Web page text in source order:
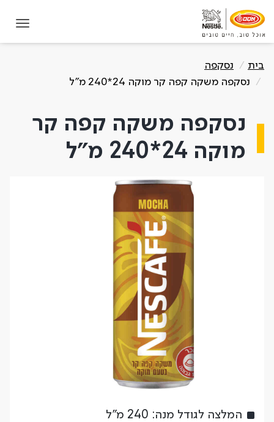
בית
נסקפה
נסקפה משקה קפה קר מוקה 24*240 מ"ל
נסקפה משקה קפה קר
מוקה 24*240 מ"ל
המלצה לגודל מנה: 240 מ"ל